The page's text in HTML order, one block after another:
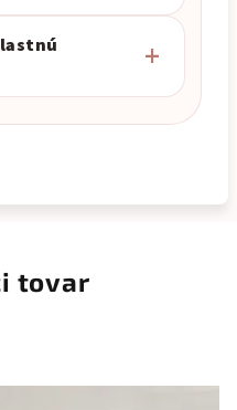
tovar